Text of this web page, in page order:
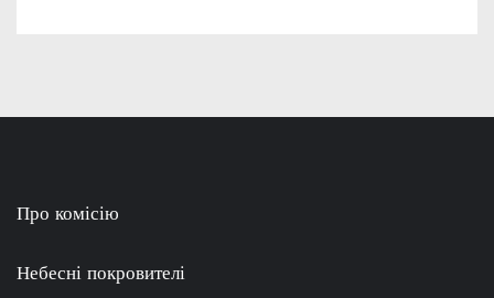
Про комісію
Небесні покровителі